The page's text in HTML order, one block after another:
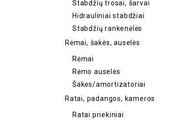
Stabdžių trosai, šarvai
Hidrauliniai stabdžiai
Stabdžių rankenėlės
Rėmai, šakės, auselės
Rėmai
Rėmo auselės
Šakės/amortizatoriai
Ratai, padangos, kameros
Ratai priekiniai